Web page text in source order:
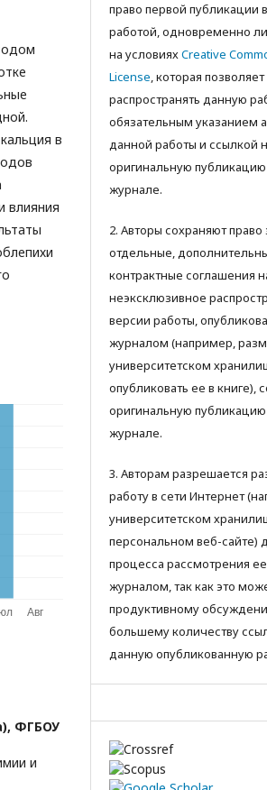
в
влияния
ФГБОУ
и
право первой публикации
работой, одновременно
на условияхCreative
License, которая
распространять данную
обязательным указанием
данной работы и ссылкой
оригинальную
журнале.
2. Авторы сохраняют право
отдельные,
контрактные соглашения
неэксклюзивное
версии работы,
журналом (например,
университетском
опубликовать ее в книге),
оригинальную
журнале.
3. Авторам разрешается
работу в сети Интернет
университетском
персональном веб-сайте)
процесса рассмотрения
журналом, так как это
продуктивному
большему количеству
данную опубликованную